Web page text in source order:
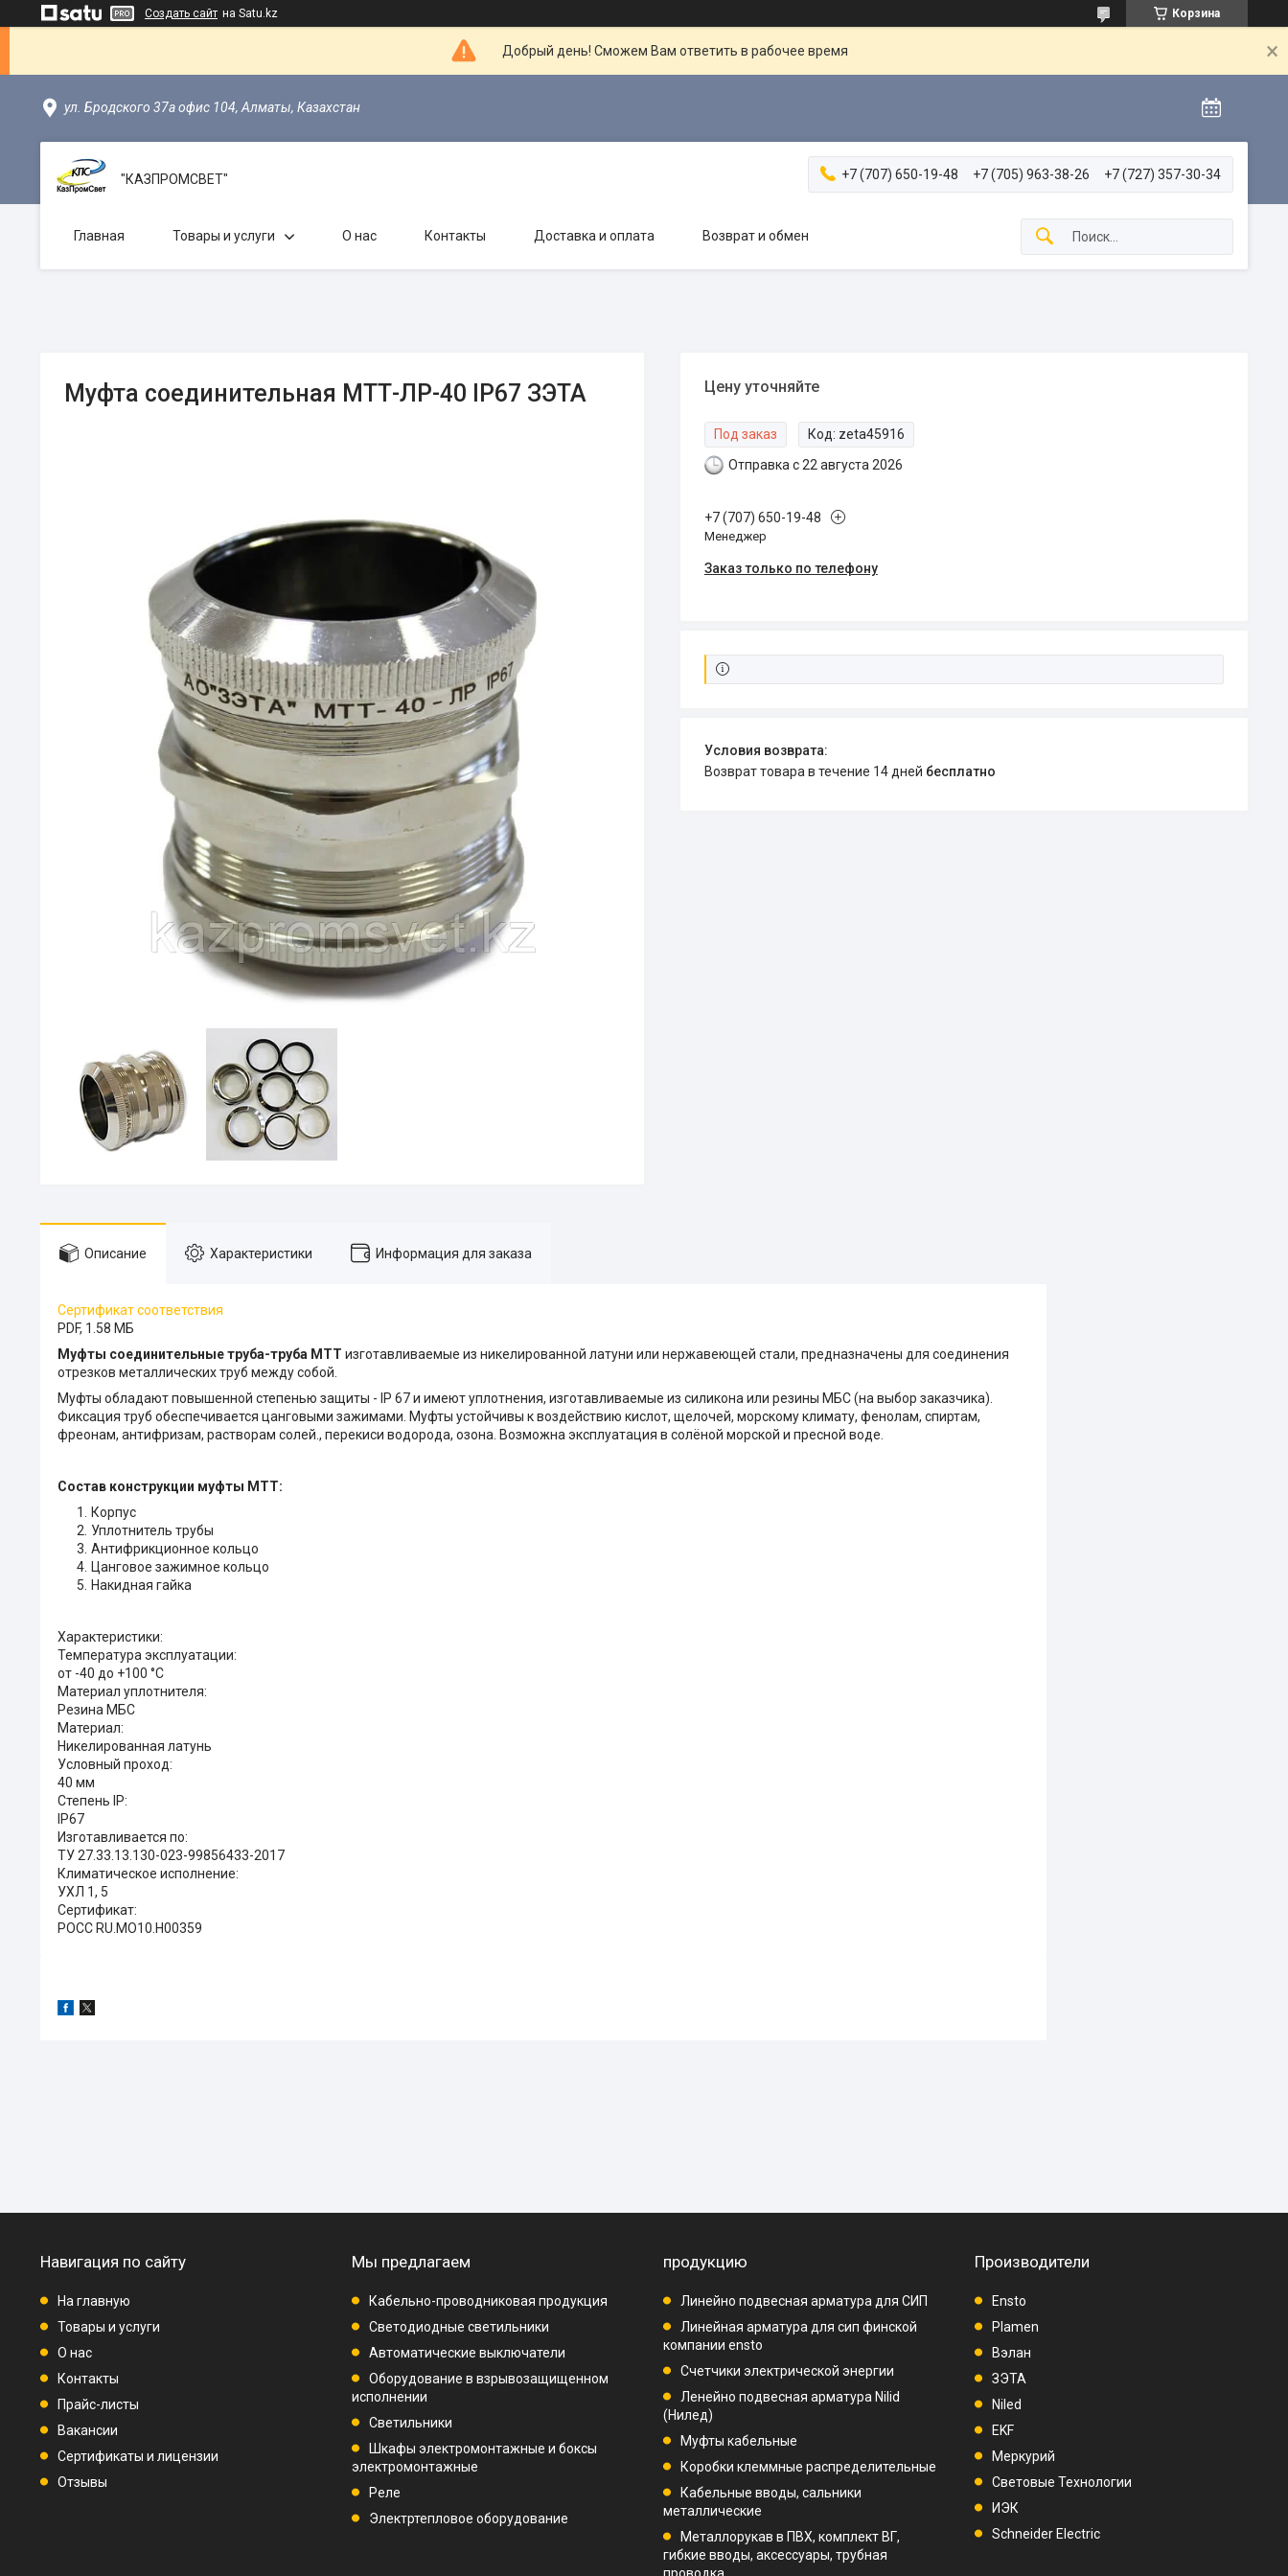
Создать сайт на Satu.kz Корзина
Добрый день! Сможем Вам ответить в рабочее время
ул. Бродского 37а офис 104, Алматы, Казахстан
"КАЗПРОМСВЕТ" +7 (707) 650-19-48 +7 (705) 963-38-26 +7 (727) 357-30-34
Главная Товары и услуги О нас Контакты Доставка и оплата Возврат и обмен
Муфта соединительная МТТ-ЛР-40 IP67 ЗЭТА Цену уточняйте
Под заказ Код: zeta45916
Отправка с 22 августа 2026
+7 (707) 650-19-48
Менеджер
Заказ только по телефону
возврат товара в течение 14 дней бесплатно
Описание Характеристики Информация для заказа
Сертификат соответствия
PDF, 1.58 МБ
Муфты соединительные труба-труба МТТ изготавливаемые из никелированной латуни или нержавеющей стали, предназначены для соединения
отрезков металлических труб между собой.
Муфты обладают повышенной степенью защиты - IP 67 и имеют уплотнения, изготавливаемые из силикона или резины МБС (на выбор заказчика).
Фиксация труб обеспечивается цанговыми зажимами. Муфты устойчивы к воздействию кислот, щелочей, морскому климату, фенолам, спиртам,
фреонам, антифризам, растворам солей., перекиси водорода, озона. Возможна эксплуатация в солёной морской и пресной воде.
Состав конструкции муфты МТТ:
Корпус
Уплотнитель трубы
Антифрикционное кольцо
Цанговое зажимное кольцо
Накидная гайка
Характеристики:
Температура эксплуатации:
от -40 до +100 °С
Материал уплотнителя:
Резина МБС
Материал:
Никелированная латунь
Условный проход:
40 мм
Степень IP:
IP67
Изготавливается по:
ТУ 27.33.13.130-023-99856433-2017
Климатическое исполнение:
УХЛ 1, 5
Сертификат:
РОСС RU.MO10.H00359
Навигация по сайту
На главную
Товары и услуги
О нас
Контакты
Прайс-листы
Вакансии
Сертификаты и лицензии
Отзывы
Мы предлагаем
Кабельно-проводниковая продукция
Светодиодные светильники
Автоматические выключатели
Оборудование в взрывозащищенном
исполнении
Светильники
Шкафы электромонтажные и боксы
электромонтажные
Реле
Электртепловое оборудование
продукцию
Линейно подвесная арматура для СИП
Линейная арматура для сип финской
компании ensto
Счетчики электрической энергии
Ленейно подвесная арматура Nilid
(Нилед)
Муфты кабельные
Коробки клеммные распределительные
Кабельные вводы, сальники
металлические
Металлорукав в ПВХ, комплект ВГ,
гибкие вводы, аксессуары, трубная
проводка
Производители
Ensto
Plamen
Вэлан
ЗЭТА
Niled
EKF
Меркурий
Световые Технологии
ИЭК
Schneider Electric